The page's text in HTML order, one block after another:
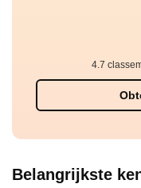
4.7
Belangrijkste